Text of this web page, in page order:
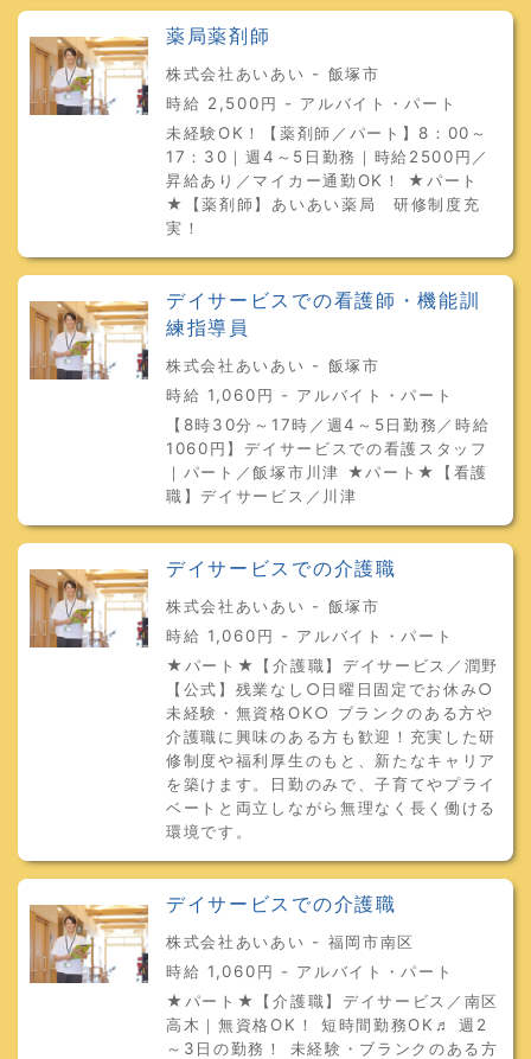
薬局薬剤師
株式会社あいあい - 飯塚市
時給 2,500円 - アルバイト・パート
未経験OK！【薬剤師／パート】8：00～
17：30｜週4～5日勤務｜時給2500円／
昇給あり／マイカー通勤OK！ ★パート
★【薬剤師】あいあい薬局 研修制度充
実！
デイサービスでの看護師・機能訓
練指導員
株式会社あいあい - 飯塚市
時給 1,060円 - アルバイト・パート
【8時30分～17時／週4～5日勤務／時給
1060円】デイサービスでの看護スタッフ
｜パート／飯塚市川津 ★パート★【看護
職】デイサービス／川津
デイサービスでの介護職
株式会社あいあい - 飯塚市
時給 1,060円 - アルバイト・パート
★パート★【介護職】デイサービス／潤野
【公式】残業なし○日曜日固定でお休み○
未経験・無資格OK○ ブランクのある方や
介護職に興味のある方も歓迎！充実した研
修制度や福利厚生のもと、新たなキャリア
を築けます。日勤のみで、子育てやプライ
ベートと両立しながら無理なく長く働ける
環境です。
デイサービスでの介護職
株式会社あいあい - 福岡市南区
時給 1,060円 - アルバイト・パート
★パート★【介護職】デイサービス／南区
高木｜無資格OK！ 短時間勤務OK♬ 週2
～3日の勤務！ 未経験・ブランクのある方